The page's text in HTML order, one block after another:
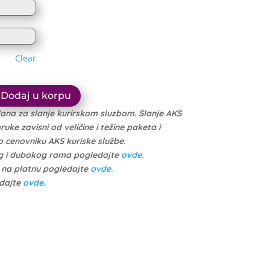
рсд
рсд
Clear
Dodaj u korpu
za slanje kurirskom sluzbom. Slanje AKS
zavisni od veličine i težine paketa i
AKS kuriske službe.
i dubokog rama pogledajte ovde.
na platnu pogledajte ovde.
ovde.